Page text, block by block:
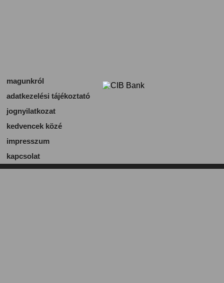
magunkról
adatkezelési tájékoztató
jognyilatkozat
kedvencek közé
impresszum
kapcsolat